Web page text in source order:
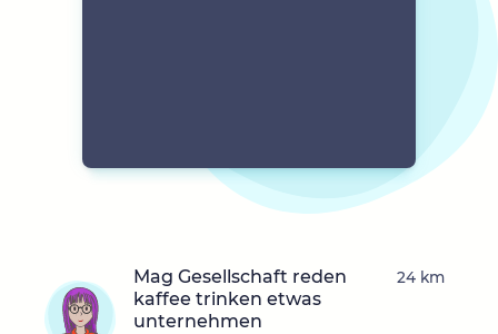
Mag Gesellschaft reden
kaffee trinken etwas
unternehmen
24 km